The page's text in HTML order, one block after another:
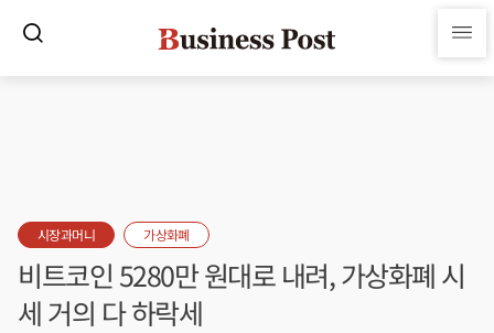
시장과머니 가상화폐
비트코인 5280만 원대로 내려, 가상화폐 시
세 거의 다 하락세